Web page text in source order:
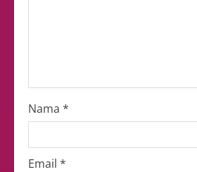
Nama *
Email *